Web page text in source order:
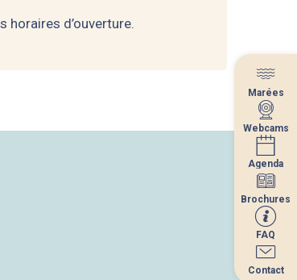
Marées
Webcams
Agenda
Brochures
FAQ
Contact
d’ouverture.